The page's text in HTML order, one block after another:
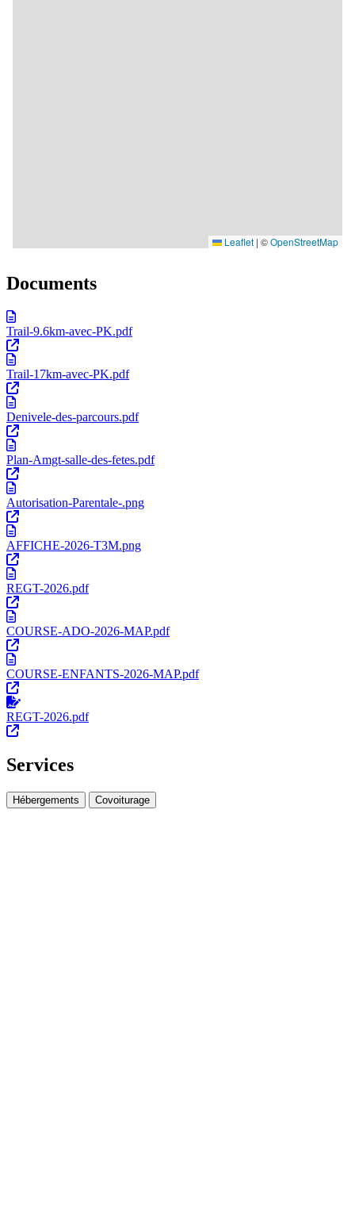
Documents
Trail-9.6km-avec-PK.pdf
Trail-17km-avec-PK.pdf
Denivele-des-parcours.pdf
Plan-Amgt-salle-des-fetes.pdf
Autorisation-Parentale-.png
AFFICHE-2026-T3M.png
REGT-2026.pdf
COURSE-ADO-2026-MAP.pdf
COURSE-ENFANTS-2026-MAP.pdf
REGT-2026.pdf
Services
Hébergements Covoiturage